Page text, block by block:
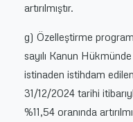
artırılmıştır.
g) Özelleştirme
sayılı Kanun
istinaden istihdam
31/12/2024 tarihi
%11,54 oranında